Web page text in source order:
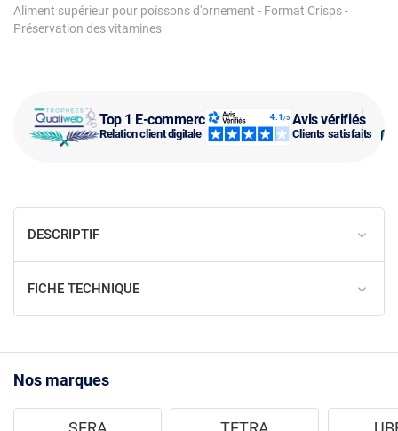
Top 1 E-commerce
Relation client digitale
Avis vérifiés
Clients satisfaits
Aliment supérieur pour poissons d'ornement - Format Crisps -
Préservation des vitamines
DESCRIPTIF
FICHE TECHNIQUE
Nos marques